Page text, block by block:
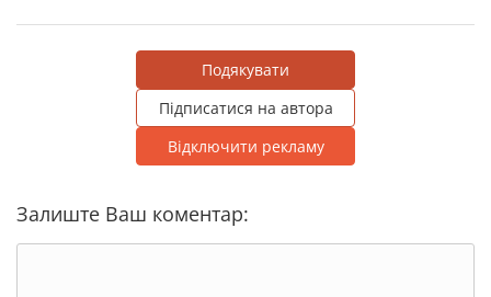
Подякувати
Підписатися на автора
Відключити рекламу
Залиште Ваш коментар: